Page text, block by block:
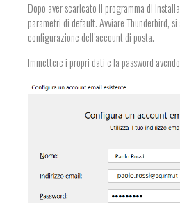
Dopo aver scaricato il programma di
parametri di default. Avviare Thunderbird,
configurazione dell’account di posta.
Immettere i propri dati e la password